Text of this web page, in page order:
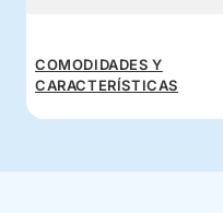
COMODIDADES Y
CARACTERÍSTICAS